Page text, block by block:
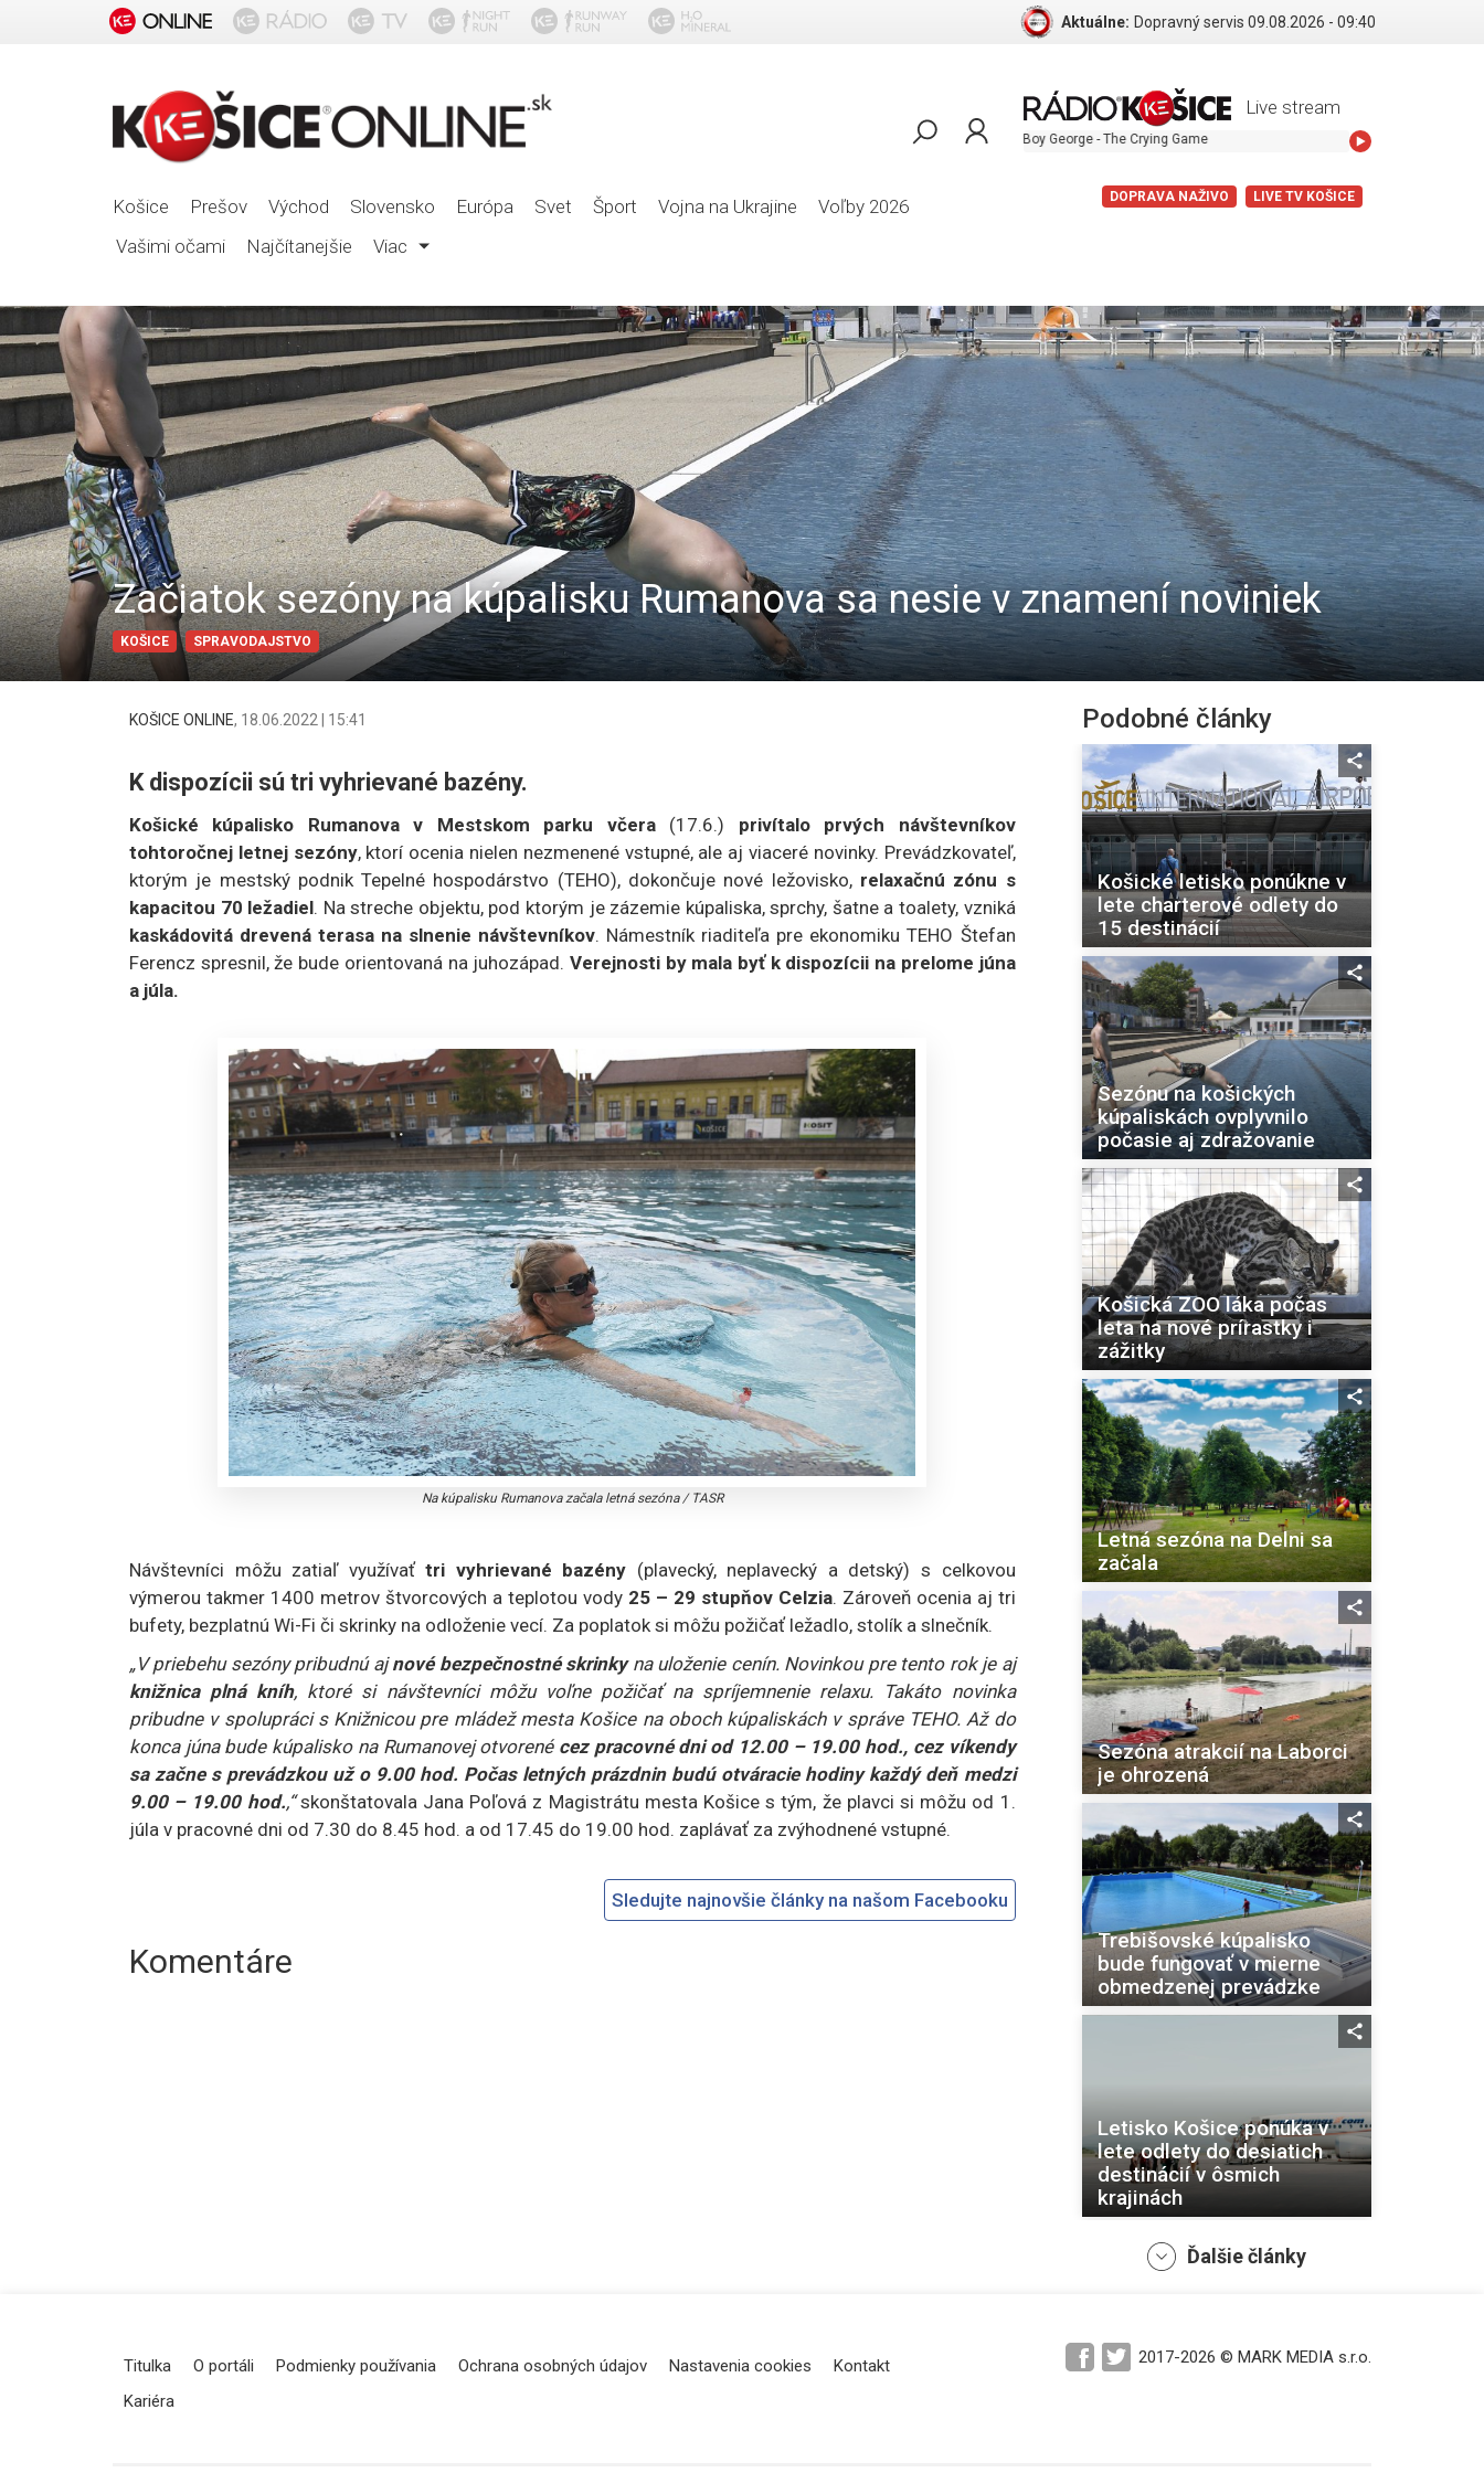
Aktuálne: Dopravný servis 09.08.2026 - 09:40
Košice Prešov Východ Slovensko Európa Svet Šport Vojna na Ukrajine
Voľby 2026
Vašimi očami
Najčítanejšie Viac
Live stream
Boy George - The Crying Game
DOPRAVA NAŽIVO LIVE TV KOŠICE
Začiatok sezóny na kúpalisku Rumanova sa nesie v znamení noviniek
KOŠICE SPRAVODAJSTVO
KOŠICE ONLINE, 18.06.2022 | 15:41
K dispozícii sú tri vyhrievané bazény.
Košické kúpalisko Rumanova v Mestskom parku včera (17.6.) privítalo prvých návštevníkov
tohtoročnej letnej sezóny, ktorí ocenia nielen nezmenené vstupné, ale aj viaceré novinky. Prevádzkovateľ,
ktorým je mestský podnik Tepelné hospodárstvo (TEHO), dokončuje nové ležovisko, relaxačnú zónu s
kapacitou 70 ležadiel. Na streche objektu, pod ktorým je zázemie kúpaliska, sprchy, šatne a toalety, vzniká
kaskádovitá drevená terasa na slnenie návštevníkov. Námestník riaditeľa pre ekonomiku TEHO Štefan
Ferencz spresnil, že bude orientovaná na juhozápad. Verejnosti by mala byť k dispozícii na prelome júna
a júla.
Na kúpalisku Rumanova začala letná sezóna/ TASR
Návštevníci môžu zatiaľ využívaťtri vyhrievané bazény (plavecký, neplavecký a detský) s celkovou
výmerou takmer 1400 metrov štvorcových a teplotou vody 25 – 29 stupňov Celzia. Zároveň ocenia aj tri
bufety, bezplatnú Wi-Fi či skrinky na odloženie vecí. Za poplatok si môžu požičať ležadlo, stolík a slnečník.
„V priebehu sezóny pribudnú ajnové bezpečnostné skrinky na uloženie cenín. Novinkou pre tento rok je aj
knižnica plná kníh, ktoré si návštevníci môžu voľne požičať na spríjemnenie relaxu. Takáto novinka
pribudne v spolupráci s Knižnicou pre mládež mesta Košice na oboch kúpaliskách v správe TEHO. Až do
konca júna bude kúpalisko na Rumanovej otvorené cez pracovné dni od 12.00 – 19.00 hod., cez víkendy
sa začne s prevádzkou už o 9.00 hod. Počas letných prázdnin budú otváracie hodiny každý deň medzi
9.00 – 19.00 hod.,“skonštatovala Jana Poľová z Magistrátu mesta Košice s tým, že plavci si môžu od 1.
júla v pracovné dni od 7.30 do 8.45 hod. a od 17.45 do 19.00 hod. zaplávať za zvýhodnené vstupné.
Sledujte najnovšie články na našom Facebooku
Komentáre
Podobné články
Košické letisko ponúkne v
lete charterové odlety do
15 destinácií
Sezónu na košických
kúpaliskách ovplyvnilo
počasie aj zdražovanie
Košická ZOO láka počas
leta na nové prírastky i
zážitky
Letná sezóna na Delni sa
začala
Sezóna atrakcií na Laborci
je ohrozená
Trebišovské kúpalisko
bude fungovať v mierne
obmedzenej prevádzke
Letisko Košice ponúka v
lete odlety do desiatich
destinácií v ôsmich
krajinách
Návštevníkov kaštieľa
Ďalšie články
Titulka O portáli Podmienky používania Ochrana osobných údajov Nastavenia cookies
Kontakt
Kariéra
2017-2026 © MARK MEDIA s.r.o.